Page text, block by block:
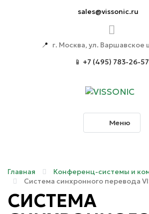
sales@vissonic.ru
📍 г. Москва, ул. Варшавское
📱 +7 (495) 783-26-57
Меню
Главная
Конференц-системы и
Система синхронного перевода
СИСТЕМА